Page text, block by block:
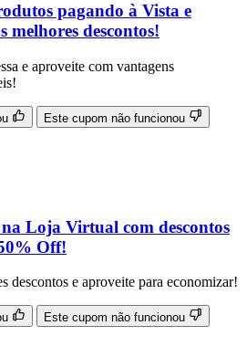
pagando à Vista e
melhores descontos!
e aproveite com vantagens
Este cupom não funcionou
na Loja Virtual com descontos
Off!
descontos e aproveite para economizar!
Este cupom não funcionou